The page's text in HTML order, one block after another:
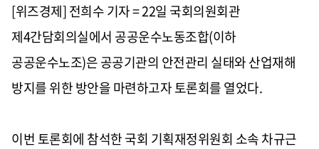
[위즈경제] 전희수 기자 = 22일 국회의원회관
제4간담회의실에서 공공운수노동조합(이하
공공운수노조)은 공공기관의 안전관리 실태와 산업재해
방지를 위한 방안을 마련하고자 토론회를 열었다.
이번 토론회에 참석한 국회 기획재정위원회 소속 차규근